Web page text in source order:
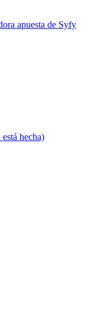
apuesta de Syfy
hecha)